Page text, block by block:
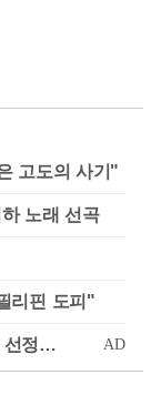
고도의 사기"
노래 선곡
리핀 도피"